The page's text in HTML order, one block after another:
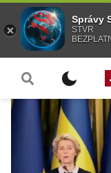
Správy
STVR